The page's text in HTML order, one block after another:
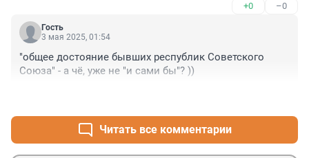
+0 –0
Гость
3 мая 2025, 01:54
"общее достояние бывших республик Советского
Союза" - а чё, уже не "и сами бы"? ))
Читать все комментарии